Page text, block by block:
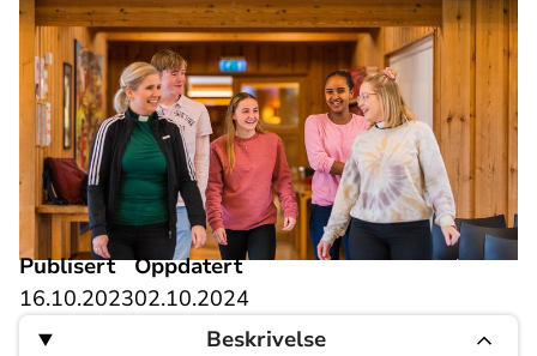
Publisert
16.10.2023
Oppdatert
02.10.2024
Beskrivelse